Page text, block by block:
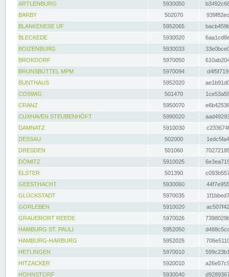
ARTLENBURG
5930050
BARBY
502070
BLANKENESE UF
5952065
BLECKEDE
5930020
BOIZENBURG
5930033
BROKDORF
5970050
BRUNSBÜTTEL MPM
5970094
BUNTHAUS
5952020
COSWIG
501470
CRANZ
5950070
CUXHAVEN STEUBENHÖFT
5990020
DAMNATZ
5910030
DESSAU
502000
DRESDEN
501060
DÖMITZ
5910025
ELSTER
501390
GEESTHACHT
5930060
GLÜCKSTADT
5970035
GORLEBEN
5910020
GRAUERORT REEDE
5970026
HAMBURG ST. PAULI
5952050
HAMBURG-HARBURG
5952025
HETLINGEN
5970010
HITZACKER
5920010
HOHNSTORF
5930040